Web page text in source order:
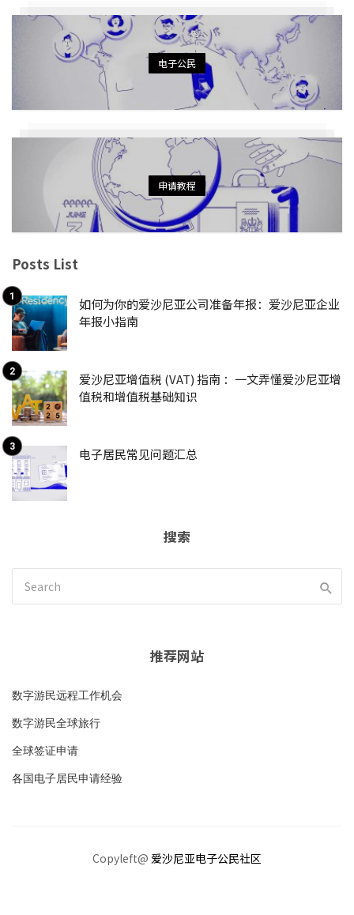
电子公民
申请教程
Posts List
如何为你的爱沙尼亚公司准备年报：爱沙尼亚企业
年报小指南
爱沙尼亚增值税 (VAT) 指南 ：一文弄懂爱沙尼亚增
值税和增值税基础知识
电子居民常见问题汇总
搜索
推荐网站
数字游民远程工作机会
数字游民全球旅行
全球签证申请
各国电子居民申请经验
Copyleft@ 爱沙尼亚电子公民社区